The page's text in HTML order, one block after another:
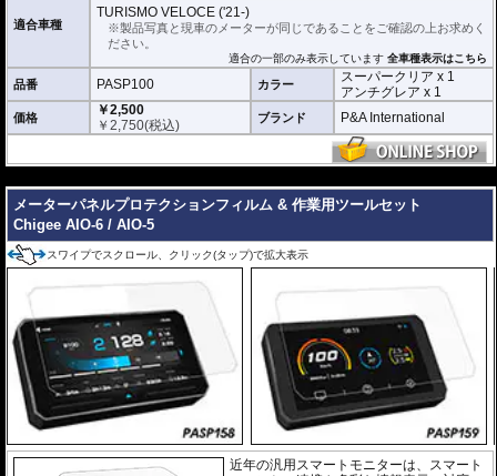
スーパークリア :耐摩耗性が非常に高く、
透明性の高いフィルム。貼り付けてしまう
とメーターになじみ、フィルムの存在がほ
とんどわからなくなります。
アンチグレア :
マット仕上げが施され、太
陽光などによる反射を軽減。視認性の低下
を防ぎ、メーターを読み取りやすくしま
す。もちろん傷に対しても有効です。
取付キット付属 :取り付けに便利なクリー
ニングクロス、細かい埃も除去する粘着シート、気泡の混入を防ぎ、きれいに
仕上げるスキージがセットになっています。
またこのフィルムは 多少の気泡なら数時間から２日ほどで自然に気泡が消える
優れもの。満足のいく取付が容易になりました。
シリコーン系粘着材を採用し、メーターを痛めることがありません。フィルム
を剥がせば、元通りの状態になります。
適合車種
TURISMO VELOCE ('21-)
※製品写真と現車のメーターが同じであることをご確認の上お求めく
ださい。
適合の一部のみ表示しています全車種表示はこちら
品番 PASP100 カラー
スーパークリア x 1
アンチグレア x 1
価格
￥2,500
￥2,750(税込) ブランド P&A International
メーターパネルプロテクションフィルム & 作業用ツールセット
Chigee AIO-6 / AIO-5
スワイプでスクロール、クリック(タップ)で拡大表示
近年の汎用スマートモニターは、スマート